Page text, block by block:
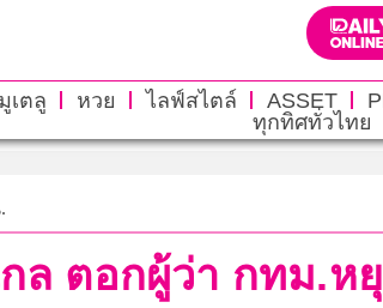
เตลู หวย ไลฟ์สไตล์ ASSET
ทุกทิศทั่วไทย
ตอกผู้ว่า กทม.ห